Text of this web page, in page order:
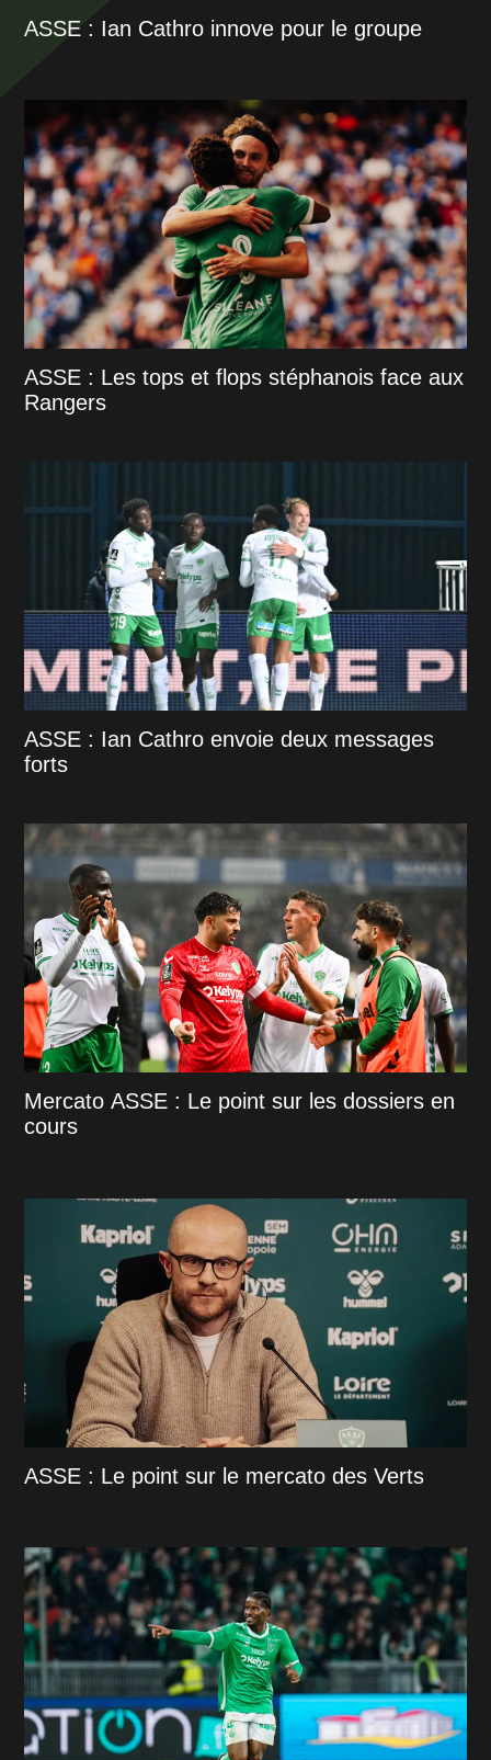
ASSE : Ian Cathro innove pour le groupe
ASSE : Les tops et flops stéphanois face aux
Rangers
ASSE : Ian Cathro envoie deux messages
forts
Mercato ASSE : Le point sur les dossiers en
cours
ASSE : Le point sur le mercato des Verts